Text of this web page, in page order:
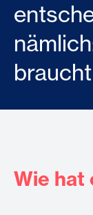
Wie hat